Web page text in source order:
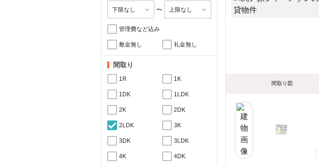
〜
管理費など込み
敷金無し 礼金無し
間取り
1R 1K
1DK 1LDK
2K 2DK
2LDK 3K
3DK 3LDK
4K 4DK
間取り図